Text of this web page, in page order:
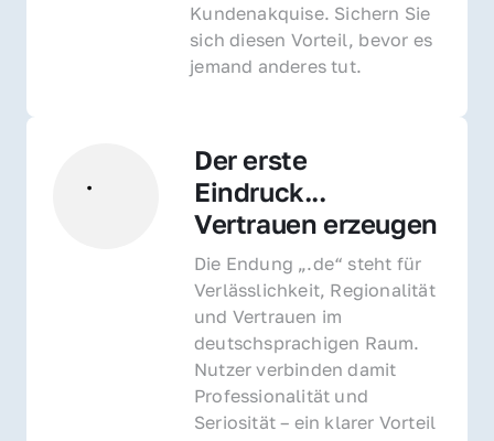
Kundenakquise. Sichern Sie
sich diesen Vorteil, bevor es
jemand anderes tut.
Der erste
Eindruck...
Vertrauen erzeugen
Die Endung „.de“ steht für
Verlässlichkeit, Regionalität
und Vertrauen im
deutschsprachigen Raum.
Nutzer verbinden damit
Professionalität und
Seriosität – ein klarer Vorteil